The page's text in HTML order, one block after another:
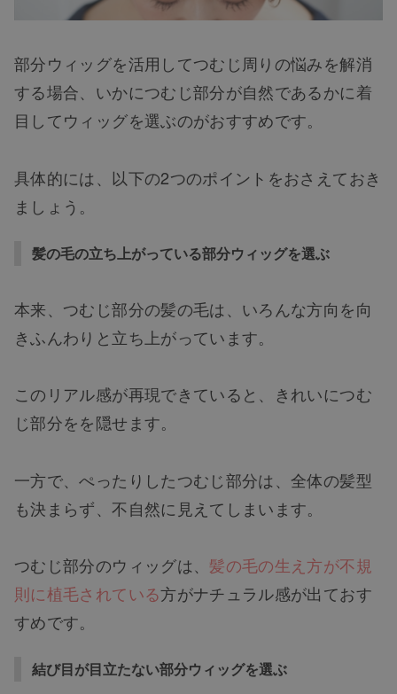
部分ウィッグを活用してつむじ周りの悩みを解消
する場合、いかにつむじ部分が自然であるかに着
目してウィッグを選ぶのがおすすめです。
具体的には、以下の2つのポイントをおさえておき
ましょう。
髪の毛の立ち上がっている部分ウィッグを選ぶ
本来、つむじ部分の髪の毛は、いろんな方向を向
きふんわりと立ち上がっています。
このリアル感が再現できていると、きれいにつむ
じ部分をを隠せます。
一方で、ぺったりしたつむじ部分は、全体の髪型
も決まらず、不自然に見えてしまいます。
つむじ部分のウィッグは、髪の毛の生え方が不規
則に植毛されている方がナチュラル感が出ておす
すめです。
結び目が目立たない部分ウィッグを選ぶ